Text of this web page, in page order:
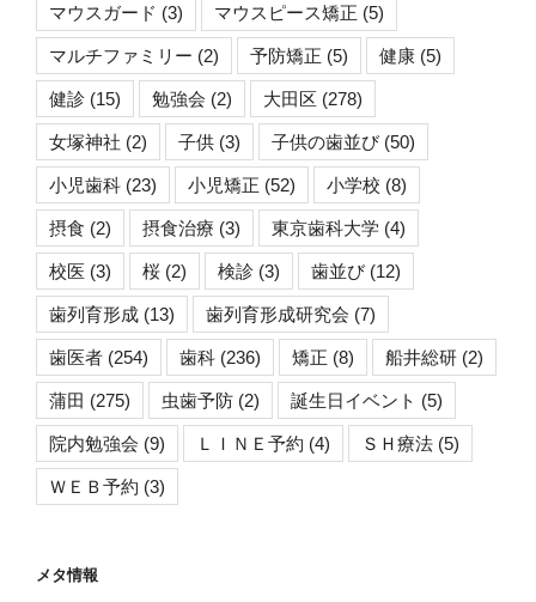
マウスガード (3) マウスピース矯正 (5)
マルチファミリー (2) 予防矯正 (5) 健康 (5)
健診 (15) 勉強会 (2) 大田区 (278)
女塚神社 (2) 子供 (3) 子供の歯並び (50)
小児歯科 (23) 小児矯正 (52) 小学校 (8)
摂食 (2) 摂食治療 (3) 東京歯科大学 (4)
校医 (3) 桜 (2) 検診 (3) 歯並び (12)
歯列育形成 (13) 歯列育形成研究会 (7)
歯医者 (254) 歯科 (236) 矯正 (8) 船井総研 (2)
蒲田 (275) 虫歯予防 (2) 誕生日イベント (5)
院内勉強会 (9) ＬＩＮＥ予約 (4) ＳＨ療法 (5)
ＷＥＢ予約 (3)
メタ情報